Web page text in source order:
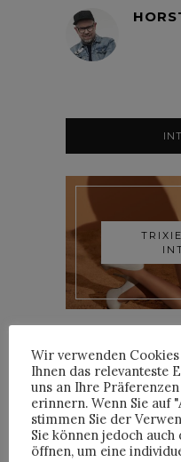
YOANN
Wir verwenden
Ihnen das relevanteste
uns an Ihre
erinnern. Wenn Sie auf
stimmen Sie der
Sie können jedoch auch
öffnen, um eine